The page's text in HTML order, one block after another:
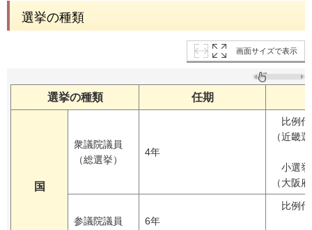
選挙の種類
画面サイズで表示
選挙の種類 任期
国
衆議院議員
（総選挙）
4年
比例
（近畿
小選
（大阪
参議院議員
6年
比例